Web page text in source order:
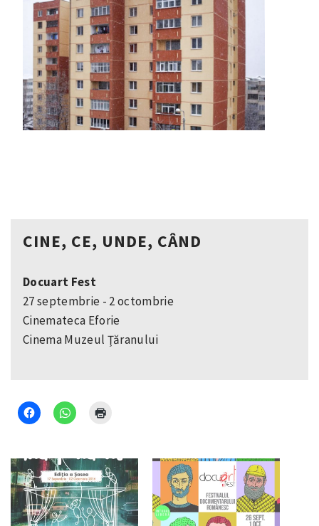
CINE, CE, UNDE, CÂND
Docuart Fest
27 septembrie - 2 octombrie
Cinemateca Eforie
Cinema Muzeul Ţăranului